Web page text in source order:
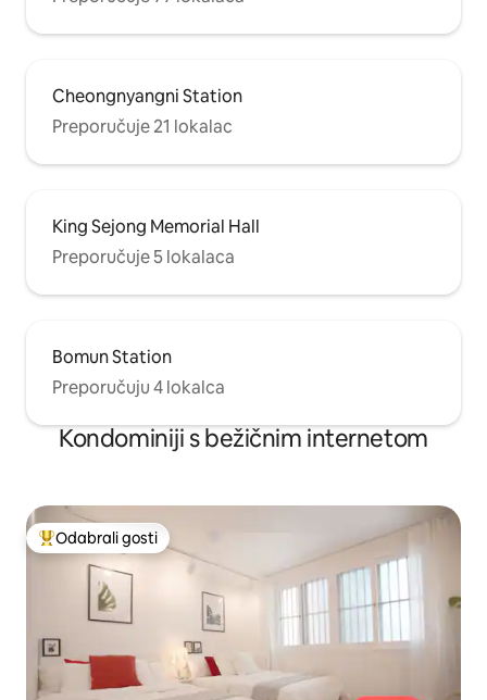
Cheongnyangni Station
Preporučuje 21 lokalac
King Sejong Memorial Hall
Preporučuje 5 lokalaca
Bomun Station
Preporučuju 4 lokalca
Kondominiji s bežičnim internetom
Među najviše rangiranima s oznakom „Odabrali gosti”
Odabrali gosti